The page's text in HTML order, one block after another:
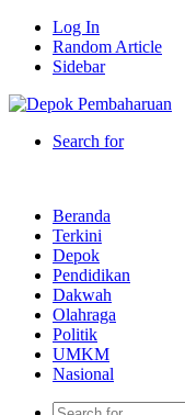
Log In
Random Article
Sidebar
Search for
Beranda
Terkini
Depok
Pendidikan
Dakwah
Olahraga
Politik
UMKM
Nasional